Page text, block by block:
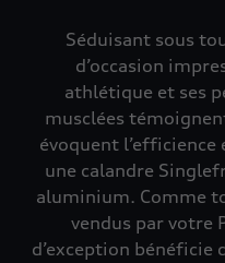
Séduisant sous
d’occasion
athlétique et ses
musclées
évoquent
une calandre
aluminium. Comme
vendus par votre
d’exception bénéficie